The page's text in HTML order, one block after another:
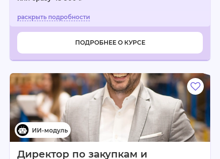
ПОДРОБНЕЕ О КУРСЕ
Директор по закупкам и